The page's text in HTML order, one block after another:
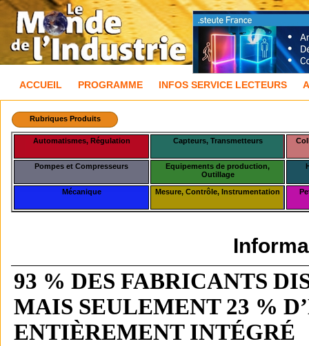
ACCUEIL PROGRAMME INFOS SERVICE LECTEURS
Rubriques Produits
Automatismes, Régulation Capteurs, Transmetteurs
Pompes et Compresseurs
Equipements de production,
Outillage
Mécanique Mesure, Contrôle, Instrumentation
93 % DES FABRICANTS
MAIS SEULEMENT 23 %
ENTIÈREMENT INTÉGRÉ